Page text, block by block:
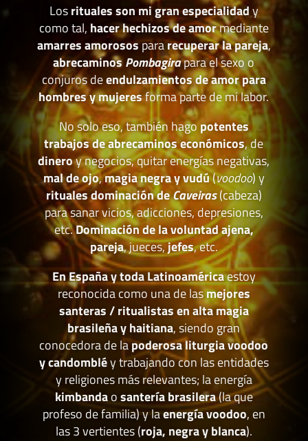
Losrituales son mi gran especialidady
como tal, hacer hechizos de amormediante
amarres amorosospararecuperar la pareja,
abrecaminosPombagirapara el sexo o
conjuros deendulzamientos de amor para
hombres y mujeresforma parte de mi labor.
No solo eso, también hagopotentes
trabajos de abrecaminos económicos, de
dineroy negocios, quitar energías negativas,
mal de ojo,magia negra y vudú(voodoo) y
rituales dominación deCaveiras(cabeza)
para sanar vicios, adicciones, depresiones,
etc.Dominación de la voluntad ajena,
pareja, jueces,jefes, etc.
En España y toda Latinoaméricaestoy
reconocida como una de lasmejores
santeras / ritualistas en alta magia
brasileña y haitiana, siendo gran
conocedora de lapoderosa liturgia voodoo
y candombléy trabajando con las entidades
y religiones más relevantes; la energía
kimbandaosantería brasilera(la que
profeso de familia) y laenergía voodoo, en
las 3 vertientes (roja, negra y blanca).